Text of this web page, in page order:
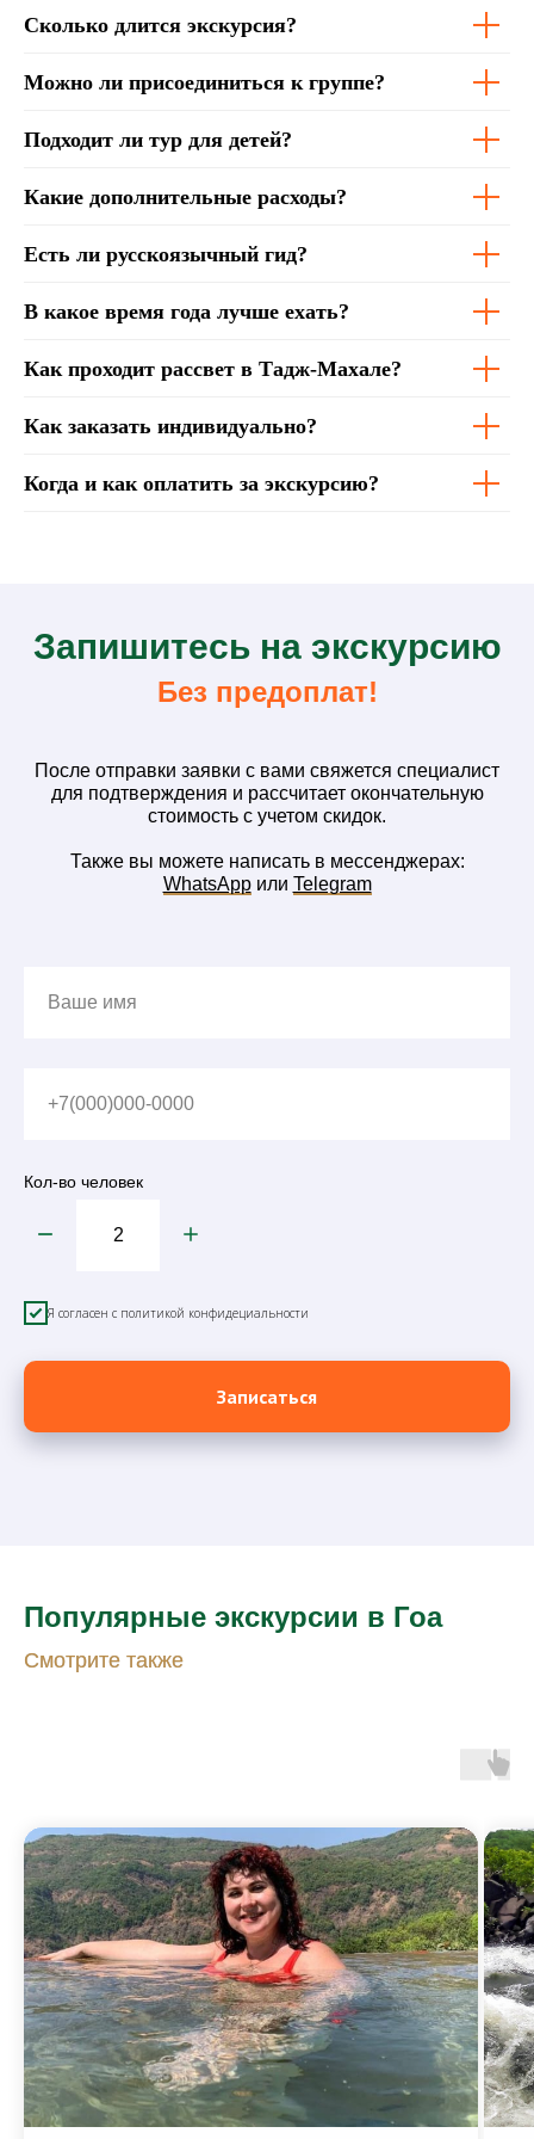
Сколько длится экскурсия?
Можно ли присоединиться к группе?
Подходит ли тур для детей?
Какие дополнительные расходы?
Есть ли русскоязычный гид?
В какое время года лучше ехать?
Как проходит рассвет в Тадж-Махале?
Как заказать индивидуально?
Когда и как оплатить за экскурсию?
Запишитесь на экскурсию
Без предоплат!
После отправки заявки с вами свяжется специалист
для подтверждения и рассчитает окончательную
стоимость с учетом скидок.
Также вы можете написать в мессенджерах:
WhatsAppили Telegram
Ваше имя
+7(000)000-0000
Кол-во человек
Я согласен с политикой конфидециальности
Записаться
Популярные экскурсии в Гоа
Смотрите также